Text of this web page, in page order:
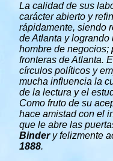
La calidad de sus
carácter abierto y
rápidamente, siendo
de Atlanta y
hombre de negocios;
fronteras de Atlanta.
círculos políticos y
mucha influencia la
de la lectura y el
Como fruto de su
hace amistad con el
que le abre las
Bindery felizmente
1888.